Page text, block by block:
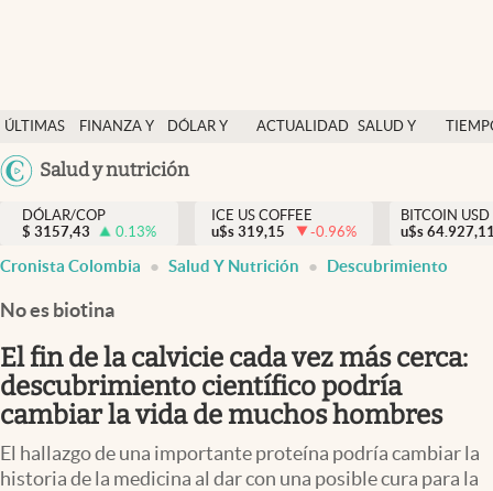
ÚLTIMAS
NOTICIAS
FINANZA Y
DÓLAR Y
ACTUALIDAD SALUD Y
México
USA
Salud y nutrición
Salud y nutrición
Vida espiritual
Actualidad
Colombia
DÓLAR/COP
$ 3157,43 0.13%
ICE US COFFEE
u$s 319,15 -0.96%
BITCOIN USD
u$s
Cronista Colombia Salud Y Nutrición Descubrimiento
No es biotina
El fin de la calvicie cada vez más cerca:
descubrimiento científico podría
cambiar la vida de muchos hombres
El hallazgo de una importante proteína podría cambiar la
historia de la medicina al dar con una posible cura para la